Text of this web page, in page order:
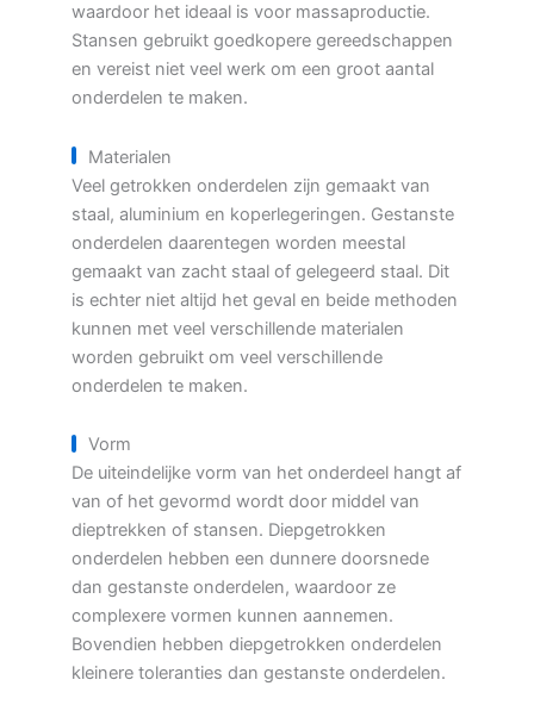
waardoor het ideaal is voor massaproductie.
Stansen gebruikt goedkopere gereedschappen
en vereist niet veel werk om een groot aantal
onderdelen te maken.
Materialen
Veel getrokken onderdelen zijn gemaakt van
staal, aluminium en koperlegeringen. Gestanste
onderdelen daarentegen worden meestal
gemaakt van zacht staal of gelegeerd staal. Dit
is echter niet altijd het geval en beide methoden
kunnen met veel verschillende materialen
worden gebruikt om veel verschillende
onderdelen te maken.
Vorm
De uiteindelijke vorm van het onderdeel hangt af
van of het gevormd wordt door middel van
dieptrekken of stansen. Diepgetrokken
onderdelen hebben een dunnere doorsnede
dan gestanste onderdelen, waardoor ze
complexere vormen kunnen aannemen.
Bovendien hebben diepgetrokken onderdelen
kleinere toleranties dan gestanste onderdelen.